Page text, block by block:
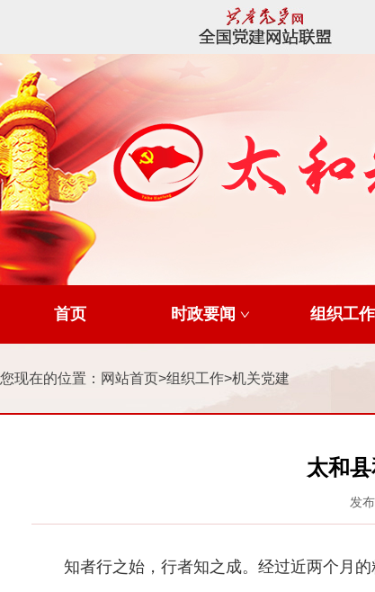
首页 时政要闻 组织工作
您现在的位置： 网站首页>组织工作>机关党建
太和
发
知者行之始，行者知之成。经过近两个月的